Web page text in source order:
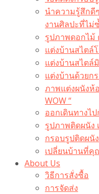
นำความรู้สึกดี
งานศิลปะที่ไม่
รูปภาพดอกไม้
แต่งบ้านสไตล์
แต่งบ้านสไตล์
แต่งบ้านด้วยก
ภาพแต่งผนังห้
WOW “
ออกเดินทางไ
รูปภาพติดผนั
กรอบรูปติดผนั
เปลี่ยนบ้านที่คุ
About Us
วิธีการสั่งซื้อ
การจัดส่ง